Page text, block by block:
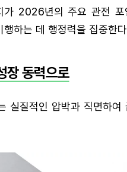
가 2026년의 주요 관전
하는 데 행정력을 집중한
장 동력으로
실질적인 압박과 직면하여